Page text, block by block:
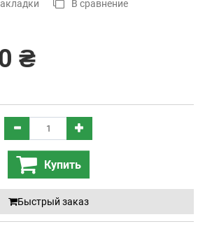
В сравнение
₴
Купить
Быстрый заказ